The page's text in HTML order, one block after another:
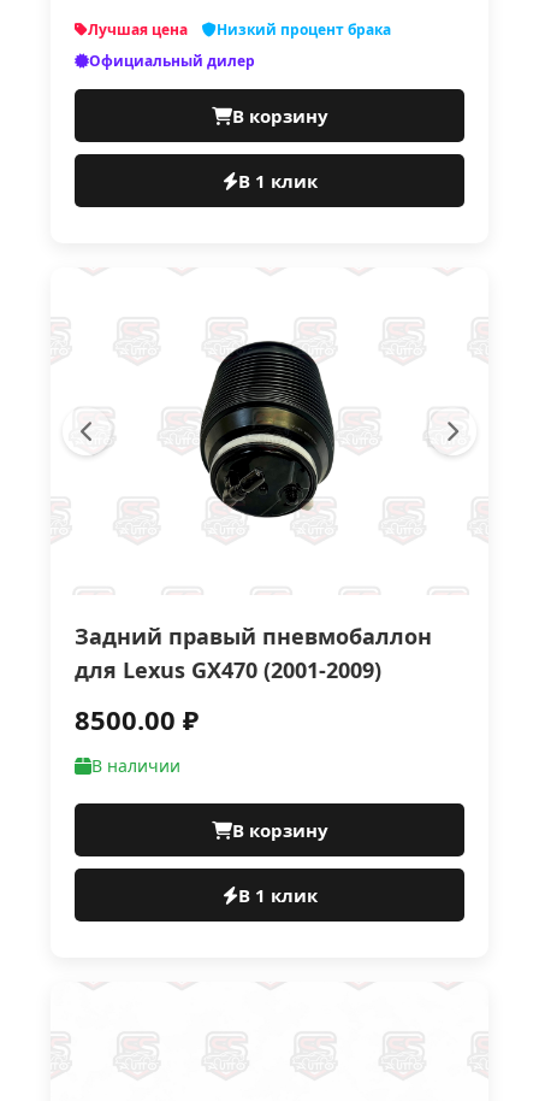
Лучшая цена
Низкий процент брака
Официальный дилер
В корзину
В 1 клик
Задний правый пневмобаллон
для Lexus GX470 (2001-2009)
8500.00 ₽
В наличии
В корзину
В 1 клик